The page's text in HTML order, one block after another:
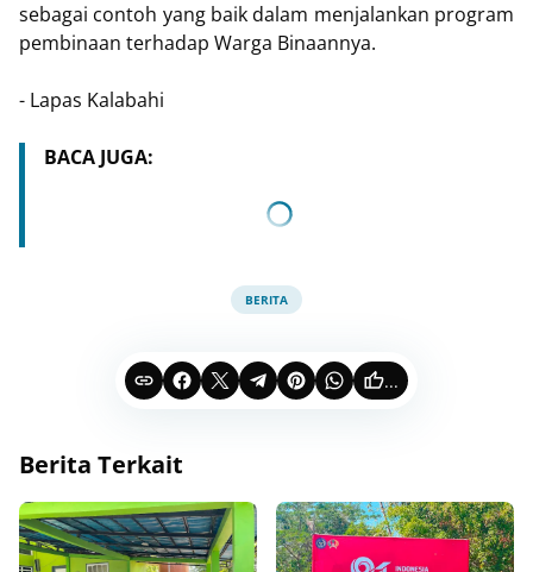
sebagai contoh yang baik dalam menjalankan program
pembinaan terhadap Warga Binaannya.
- Lapas Kalabahi
BACA JUGA:
BERITA
...
Berita Terkait